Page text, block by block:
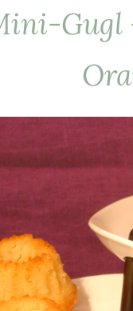
Gugl